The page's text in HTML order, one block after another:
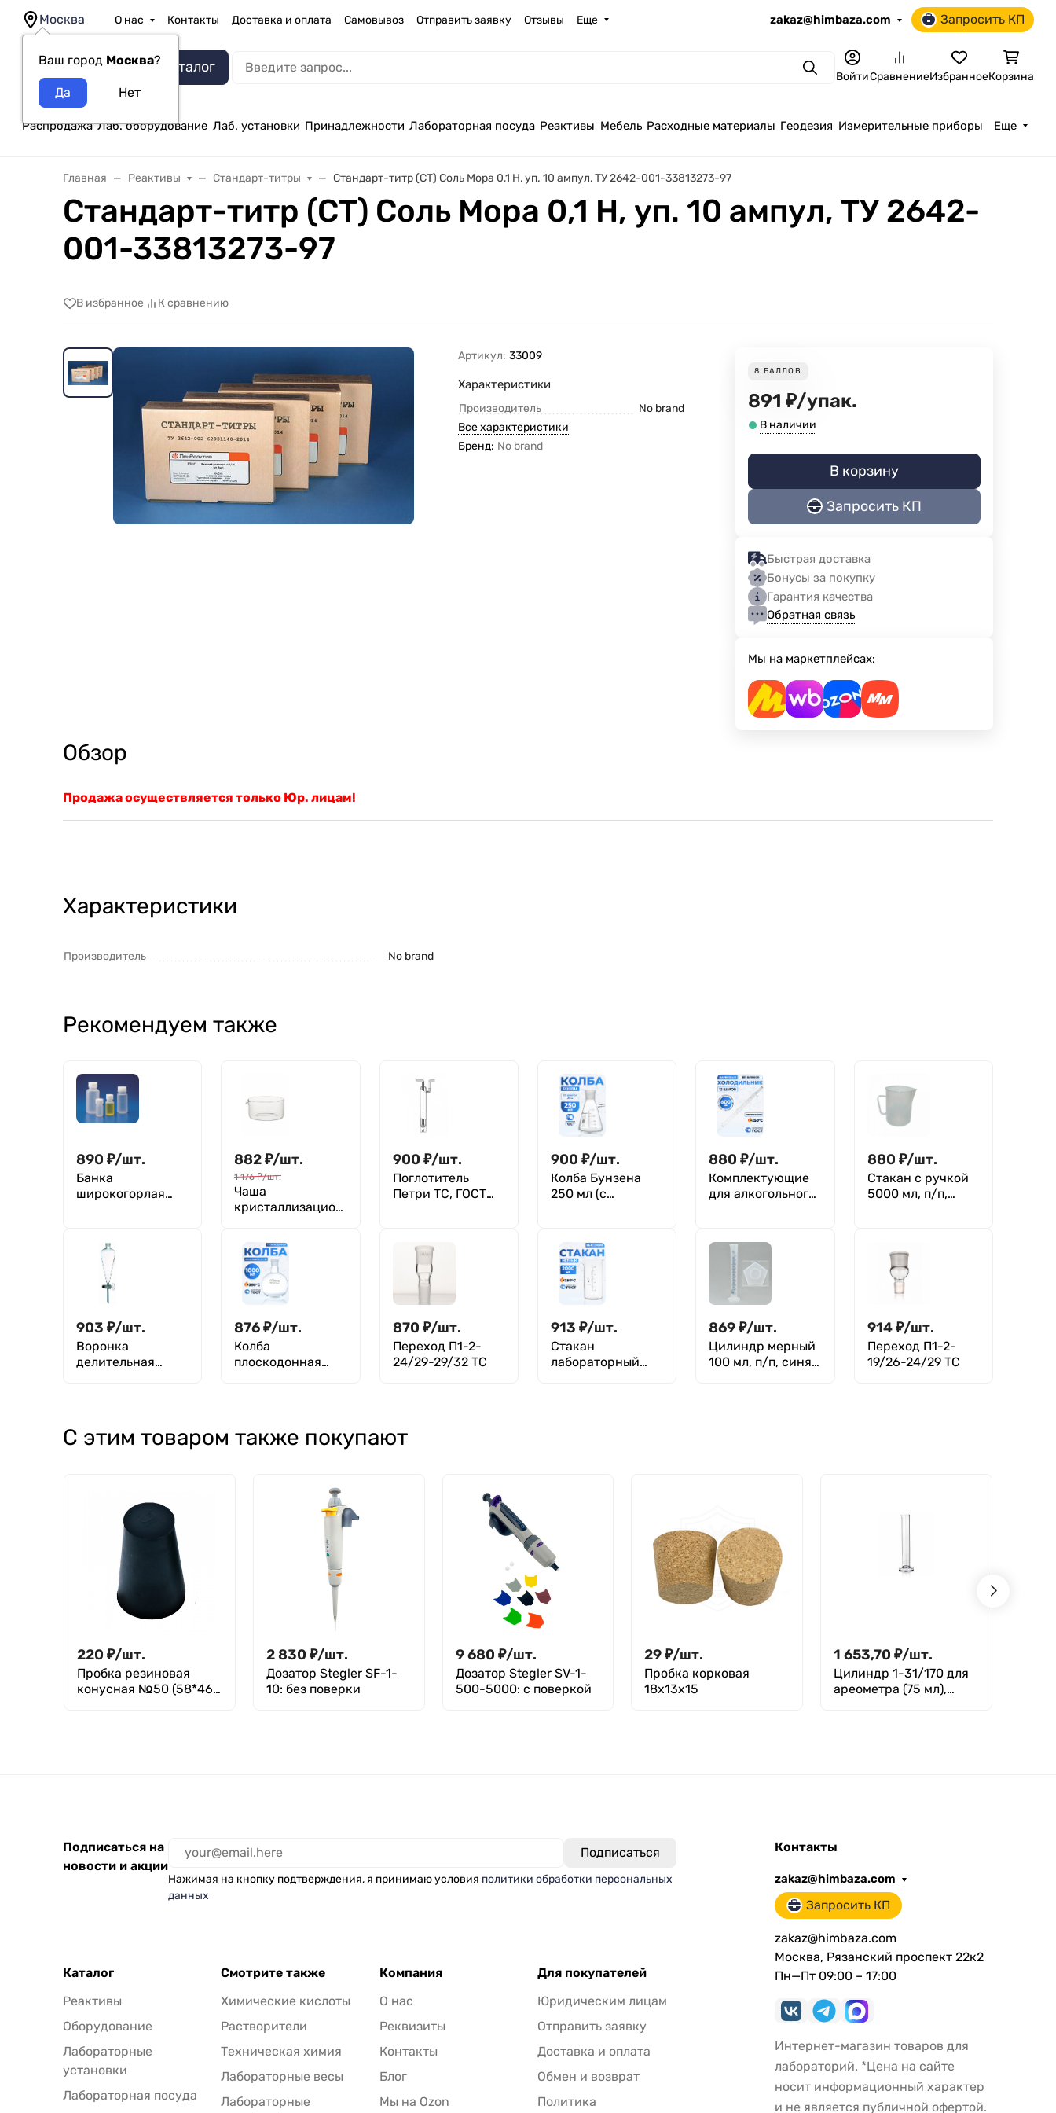
Москва
Ваш город Москва?
О нас Контакты Доставка и оплата Самовывоз Отправить заявку Отзывы Еще zakaz@himbaza.com Запросить КП
Каталог ПоискВойтиСравнениеИзбранноеКорзина
Распродажа Лаб. оборудование Лаб. установки Принадлежности Лабораторная посуда Реактивы Мебель Расходные материалы Геодезия Измерительные приборы Еще
Главная Реактивы Стандарт-титры Стандарт-титр (СТ) Соль Мора 0,1 Н, уп. 10 ампул, ТУ 2642-001-33813273-97
Стандарт-титр (СТ) Соль Мора 0,1 Н, уп. 10 ампул, ТУ 2642-
001-33813273-97
В избранное К сравнению
Артикул: 33009
Характеристики
Производитель
No brand
Все характеристики
Бренд: No brand
8 БАЛЛОВ
891 ₽/упак.
В наличии
В корзину
Запросить КП
Быстрая доставка
Бонусы за покупку
Гарантия качества
Обратная связь
Мы на маркетплейсах:
Обзор
Продажа осуществляется только Юр. лицам!
Характеристики
Производитель No brand
Рекомендуем также
890 ₽/шт.
Банка
широкогорлая
делениями, п/п,
Kartell
882₽/шт.
1 176 ₽/шт.
Чаша
кристаллизацион
мл
900 ₽/шт.
Поглотитель
Петри ТС, ГОСТ
900 ₽/шт.
Колба Бунзена
250 мл (с
29/32
880 ₽/шт.
Комплектующие
для алкогольного
шариковый
ХШ-3-600 ТС (12
шаров), без
шлифов,
термостойкий,
600 мм
880 ₽/шт.
Стакан с ручкой
5000 мл, п/п,
903 ₽/шт.
Воронка
делительная
876₽/шт.
Колба
плоскодонная
870 ₽/шт.
Переход П1-2-
24/29-29/32 ТС
913 ₽/шт.
Стакан
лабораторный
869₽/шт.
Цилиндр мерный
100 мл, п/п, синяя
914₽/шт.
Переход П1-2-
19/26-24/29 ТС
С этим товаром также покупают
220 ₽/шт.
Пробка резиновая
конусная №50 (58*46
2 830 ₽/шт.
Дозатор Stegler SF-1-
10: без поверки
9 680 ₽/шт.
Дозатор Stegler SV-1-
500-5000: с поверкой
29₽/шт.
Пробка корковая
18х13х15
1 653,70 ₽/шт.
Цилиндр 1-31/170 для
ареометра (75 мл),
Подписаться на
новости и акции
Нажимая на кнопку подтверждения, я принимаю условия политики обработки персональных
данных
Каталог
Реактивы
Оборудование
Лабораторные
установки
Лабораторная посуда
Смотрите также
Химические кислоты
Растворители
Техническая химия
Лабораторные весы
Лабораторные
Компания
О нас
Реквизиты
Контакты
Блог
Мы на Ozon
Для покупателей
Юридическим лицам
Отправить заявку
Доставка и оплата
Обмен и возврат
Политика
Контакты
zakaz@himbaza.com
Запросить КП
zakaz@himbaza.com
Москва, Рязанский проспект 22к2
Пн—Пт 09:00 – 17:00
Интернет-магазин товаров для
лабораторий. *Цена на сайте
носит информационный характер
и не является публичной офертой.